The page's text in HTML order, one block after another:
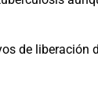
de liberación